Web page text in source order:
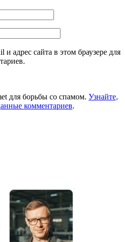
адрес сайта в этом браузере для
для борьбы со спамом. Узнайте,
комментариев.